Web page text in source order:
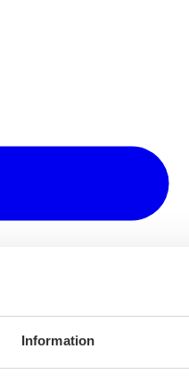
Information